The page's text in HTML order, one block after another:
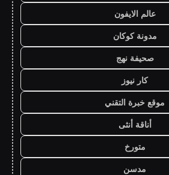
عالم الايفون
مدونة كوكان
صحيفة نهج
كار نيوز
موقع خبرة التقني
أناقة أنثى
متورخ
مدسن